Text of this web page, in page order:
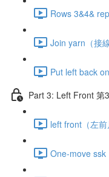
Rows 3&4&
Join yarn（接
Put left back
Part 3: Left Front 第
left front（左
One-move ssk